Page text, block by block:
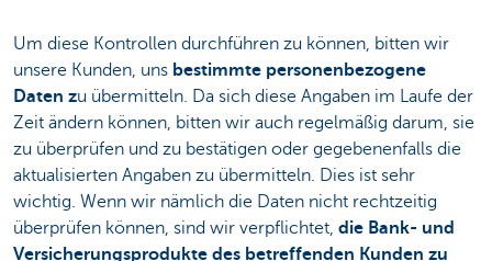
Um diese Kontrollen durchführen zu können, bitten wir
unsere Kunden, uns bestimmte personenbezogene
Daten zu übermitteln. Da sich diese Angaben im Laufe der
Zeit ändern können, bitten wir auch regelmäßig darum, sie
zu überprüfen und zu bestätigen oder gegebenenfalls die
aktualisierten Angaben zu übermitteln. Dies ist sehr
wichtig. Wenn wir nämlich die Daten nicht rechtzeitig
überprüfen können, sind wir verpflichtet, die Bank- und
Versicherungsprodukte des betreffenden Kunden zu